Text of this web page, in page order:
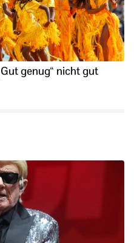
genug“ nicht gut